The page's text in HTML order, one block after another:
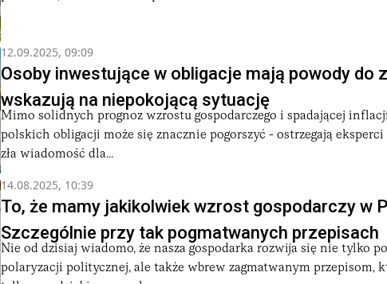
12.09.2025, 09:09
Osoby inwestujące w obligacje mają powody do
wskazują na niepokojącą sytuację
Mimo solidnych prognoz wzrostu gospodarczego i spadającej
polskich obligacji może się znacznie pogorszyć - ostrzegają
zła wiadomość dla...
14.08.2025, 10:39
To, że mamy jakikolwiek wzrost gospodarczy w
Szczególnie przy tak pogmatwanych przepisach
Nie od dzisiaj wiadomo, że nasza gospodarka rozwija się nie tylko
polaryzacji politycznej, ale także wbrew zagmatwanym przepisom,